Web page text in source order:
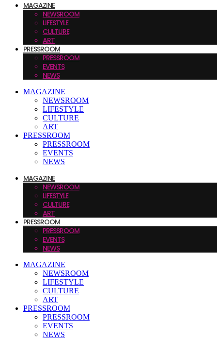
MAGAZINE
NEWSROOM
LIFESTYLE
CULTURE
ART
PRESSROOM
PRESSROOM
EVENTS
NEWS
MAGAZINE
NEWSROOM
LIFESTYLE
CULTURE
ART
PRESSROOM
PRESSROOM
EVENTS
NEWS
MAGAZINE
NEWSROOM
LIFESTYLE
CULTURE
ART
PRESSROOM
PRESSROOM
EVENTS
NEWS
MAGAZINE
NEWSROOM
LIFESTYLE
CULTURE
ART
PRESSROOM
PRESSROOM
EVENTS
NEWS